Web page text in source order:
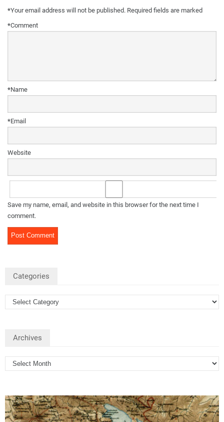
Your email address will not be published. Required fields are marked
*
Comment
*
Name
*
Email
*
Website
Save my name, email, and website in this browser for the next time I
comment.
Categories
Archives